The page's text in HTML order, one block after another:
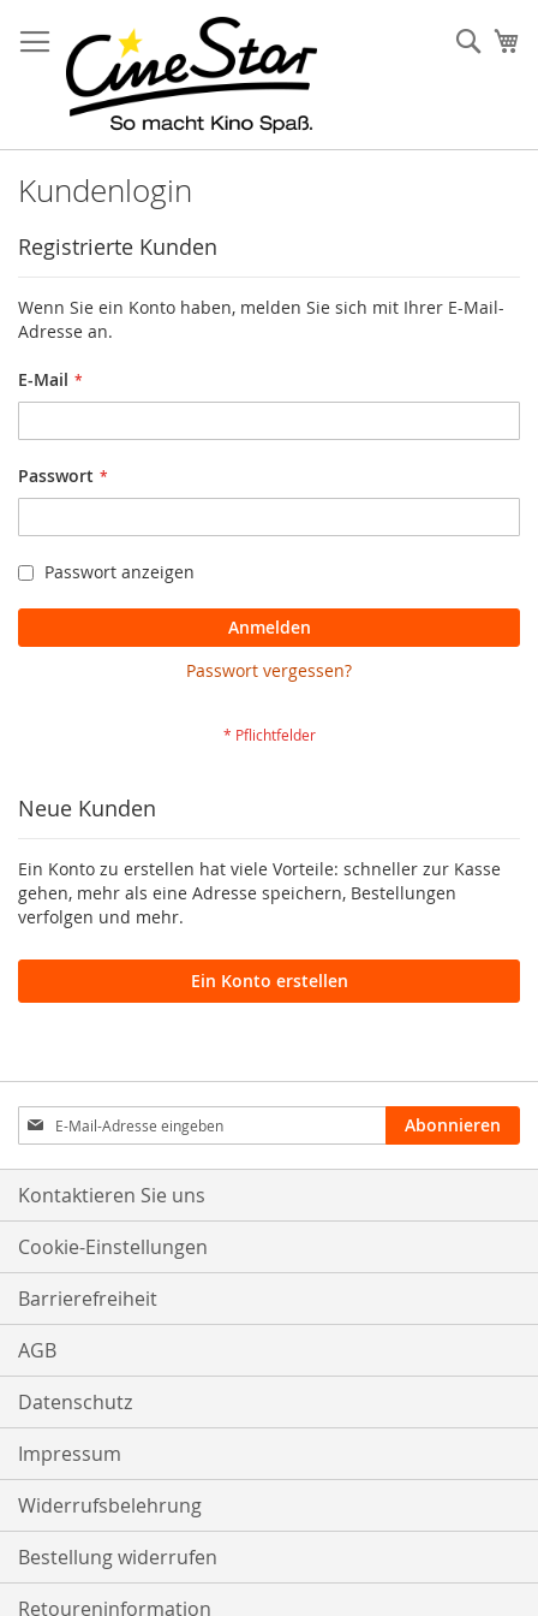
zum
Inhalt
Kundenlogin
Registrierte Kunden
Wenn Sie ein Konto haben, melden Sie sich mit Ihrer E-Mail-
Adresse an.
E-Mail
Passwort
Passwort anzeigen
Anmelden
Passwort vergessen?
Neue Kunden
Ein Konto zu erstellen hat viele Vorteile: schneller zur Kasse
gehen, mehr als eine Adresse speichern, Bestellungen
verfolgen und mehr.
Ein Konto erstellen
Anmeldung
zum
Newsletter:
Abonnieren
Kontaktieren Sie uns
Cookie-Einstellungen
Barrierefreiheit
AGB
Datenschutz
Impressum
Widerrufsbelehrung
Bestellung widerrufen
Retoureninformation